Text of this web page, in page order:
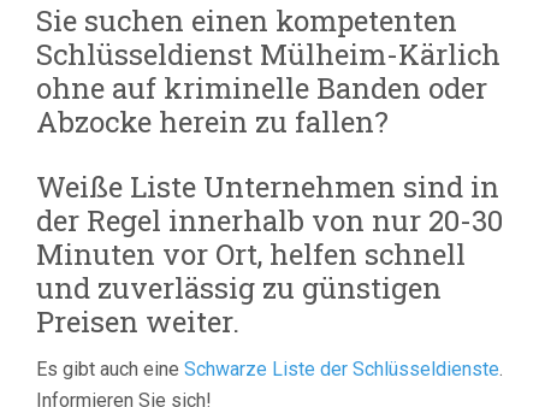
Sie suchen einen kompetenten
Schlüsseldienst Mülheim-Kärlich
ohne auf kriminelle Banden oder
Abzocke herein zu fallen?
Weiße Liste Unternehmen sind in
der Regel innerhalb von nur 20-30
Minuten vor Ort, helfen schnell
und zuverlässig zu günstigen
Preisen weiter.
Es gibt auch eine Schwarze Liste der Schlüsseldienste.
Informieren Sie sich!